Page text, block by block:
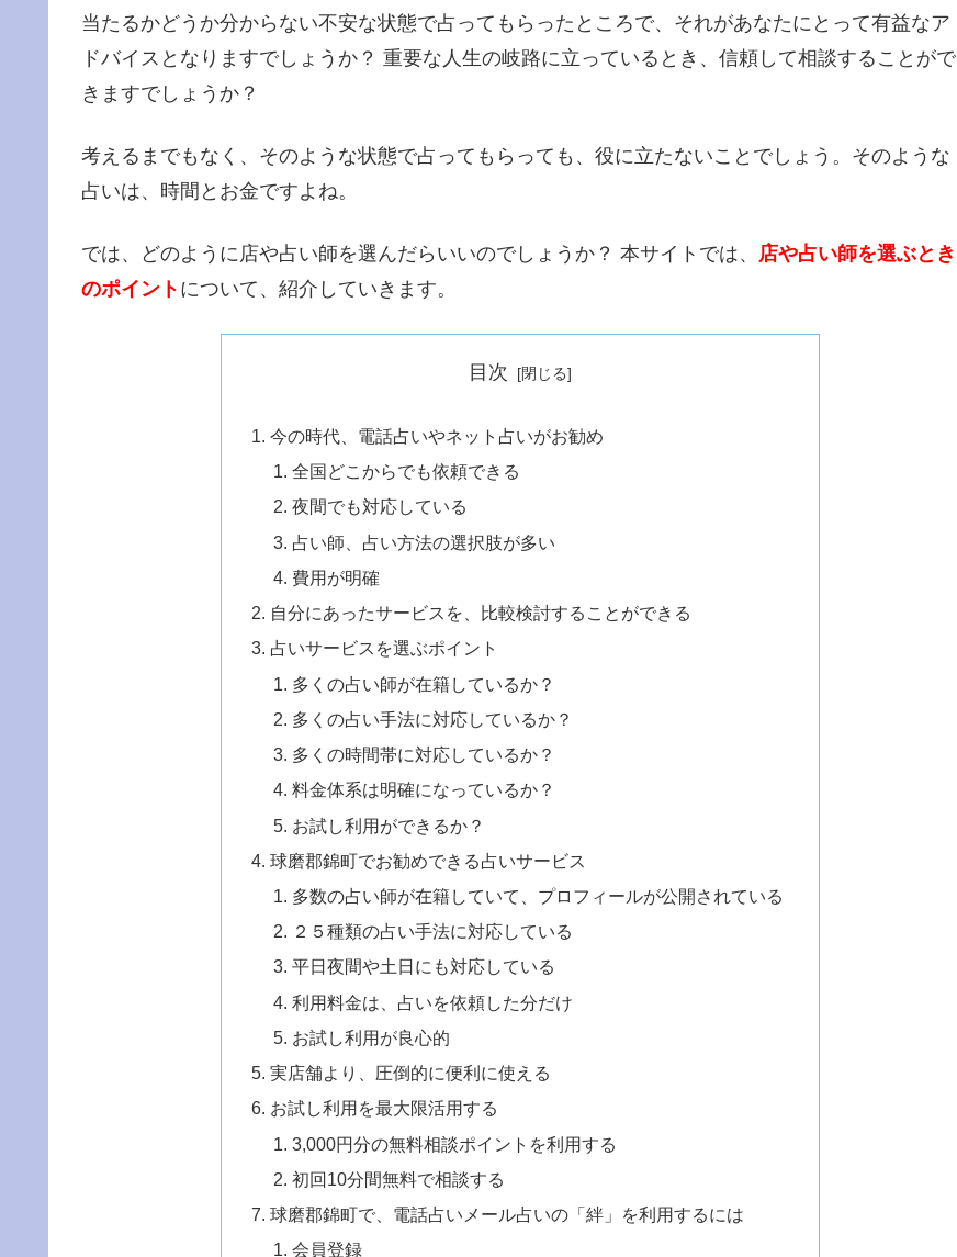
当たるかどうか分からない不安な状態で占ってもらったところで、それがあなたにとって有益なア
ドバイスとなりますでしょうか？ 重要な人生の岐路に立っているとき、信頼して相談することがで
きますでしょうか？
考えるまでもなく、そのような状態で占ってもらっても、役に立たないことでしょう。そのような
占いは、時間とお金ですよね。
では、どのように店や占い師を選んだらいいのでしょうか？ 本サイトでは、 店や占い師を選ぶとき
のポイント について、紹介していきます。
目次
今の時代、電話占いやネット占いがお勧め
全国どこからでも依頼できる
夜間でも対応している
占い師、占い方法の選択肢が多い
費用が明確
自分にあったサービスを、比較検討することができる
占いサービスを選ぶポイント
多くの占い師が在籍しているか？
多くの占い手法に対応しているか？
多くの時間帯に対応しているか？
料金体系は明確になっているか？
お試し利用ができるか？
球磨郡錦町でお勧めできる占いサービス
多数の占い師が在籍していて、プロフィールが公開されている
２５種類の占い手法に対応している
平日夜間や土日にも対応している
利用料金は、占いを依頼した分だけ
お試し利用が良心的
実店舗より、圧倒的に便利に使える
お試し利用を最大限活用する
3,000円分の無料相談ポイントを利用する
初回10分間無料で相談する
球磨郡錦町で、電話占いメール占いの「絆」を利用するには
会員登録